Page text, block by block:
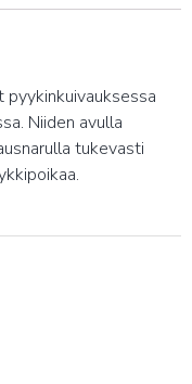
Niiden avulla
tukevasti